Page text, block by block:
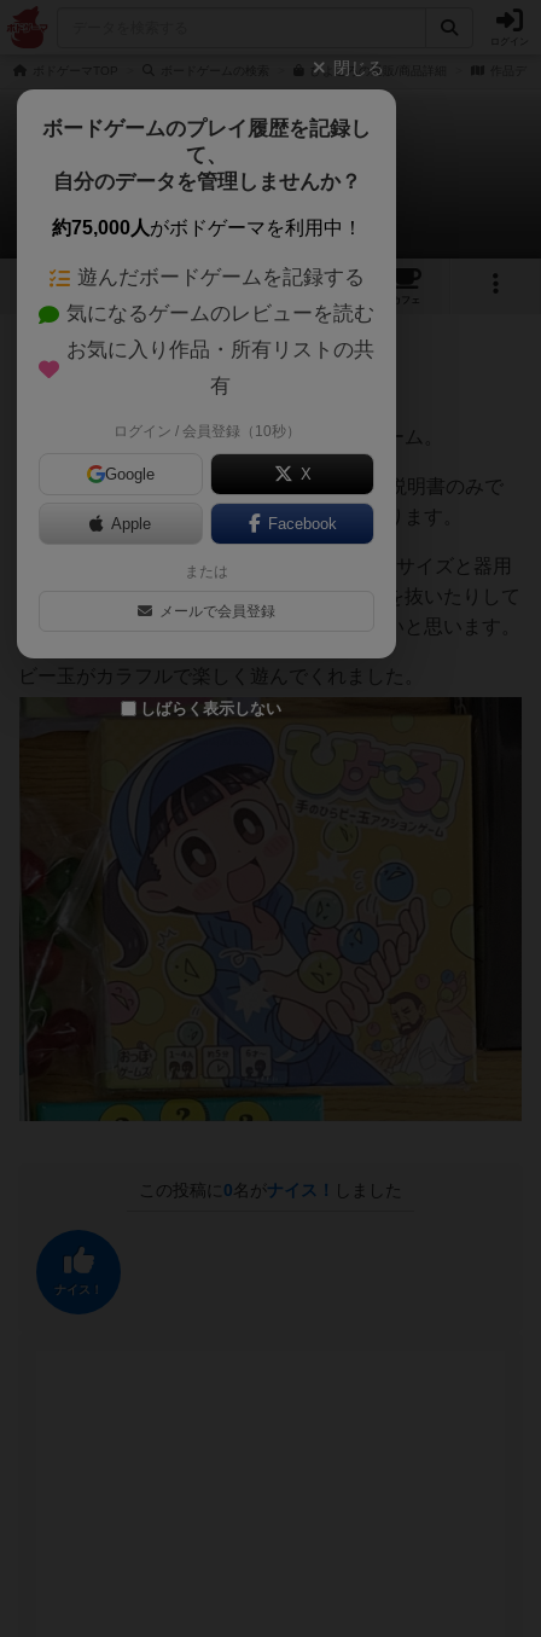
ひよころの通販/商品詳細
ひよころ
にーくさんのレビュー
5 6 1
カフェ
91名 0名 0 8ヶ月前
ビー玉遊びの新しい提案みたいなボードゲーム。
内容物もシンプルで、ビー玉4色×8or4個と説明書のみで
す。説明書には技のやり方などが書いてあります。
6歳と遊びましたが、大人vs子どもだと手のサイズと器用
さで勝負にはならないため、応援したり手を抜いたりして
子どもの手指の発達の補助的な遊び方が良いと思います。
ビー玉がカラフルで楽しく遊んでくれました。
この投稿に 0名がナイス！ しました
ナイス！
閉じる
ボードゲームのプレイ履歴を記録し
て、
自分のデータを管理しませんか？
約75,000人がボドゲーマを利用中！
遊んだボードゲームを記録する
気になるゲームのレビューを読む
お気に入り作品・所有リストの共
有
ログイン / 会員登録（10秒）
Google X
Apple Facebook
または
メールで会員登録
しばらく表示しない